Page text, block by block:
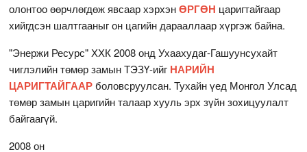
олонтоо өөрчлөгдөж явсаар хэрхэнӨРГӨН царигтайгаар
хийгдсэн шалтгааныг он цагийн дарааллаар хүргэж байна.
"Энержи Ресурс" ХХК 2008 онд Ухаахудаг-Гашуунсухайт
чиглэлийн төмөр замын ТЭЗҮ-ийг НАРИЙН
ЦАРИГТАЙГААР боловсруулсан. Тухайн үед Монгол Улсад
төмөр замын царигийн талаар хууль эрх зүйн зохицуулалт
байгаагүй.
2008 он